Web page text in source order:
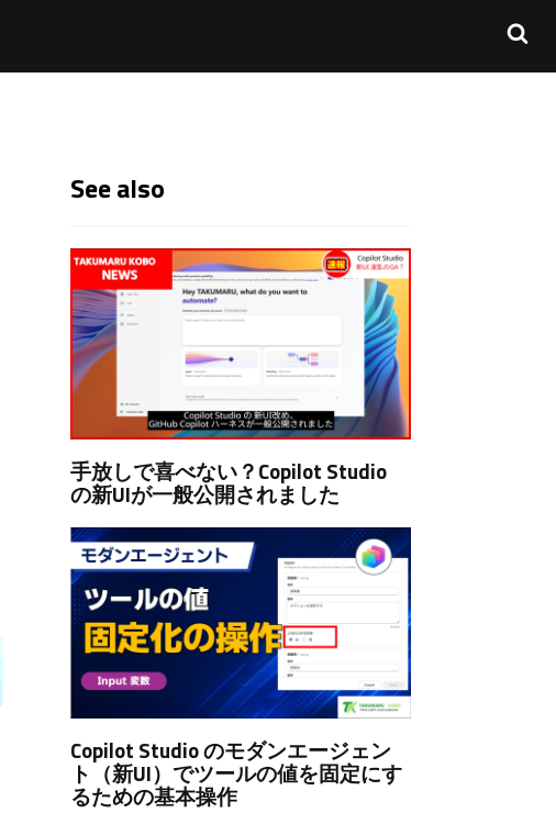
See also
手放しで喜べない？Copilot Studio
の新UIが一般公開されました
Copilot Studio のモダンエージェン
ト（新UI）でツールの値を固定にす
るための基本操作